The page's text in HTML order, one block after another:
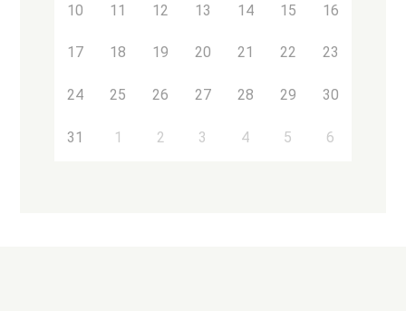
10 11 12 13 14 15 16
17 18 19 20 21 22 23
24 25 26 27 28 29 30
31 1 2 3 4 5 6